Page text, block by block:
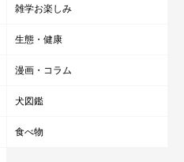
雑学お楽しみ
生態・健康
漫画・コラム
犬図鑑
食べ物